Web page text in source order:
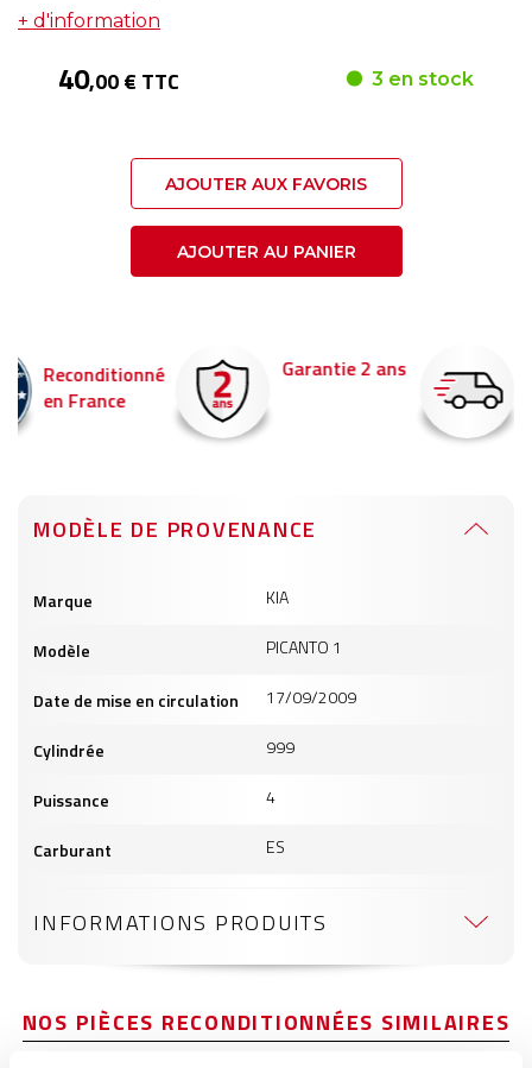
+ d'information
40,00 € TTC 3 en stock
AJOUTER AUX FAVORIS
AJOUTER AU PANIER
Garantie 2 ans Livraison en 24h
Commandez avant 14h
pour être livré demain !
MODÈLE DE PROVENANCE
produits
Marque KIA
Modèle PICANTO 1
Date de mise en circulation 17/09/2009
Cylindrée 999
Puissance 4
Carburant ES
INFORMATIONS PRODUITS
NOS PIÈCES RECONDITIONNÉES SIMILAIRES